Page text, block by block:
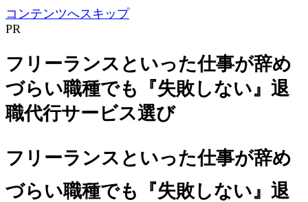
コンテンツへスキップ
PR
フリーランスといった仕事が辞め
づらい職種でも『失敗しない』退
職代行サービス選び
フリーランスといった仕事が辞め
づらい職種でも『失敗しない』退